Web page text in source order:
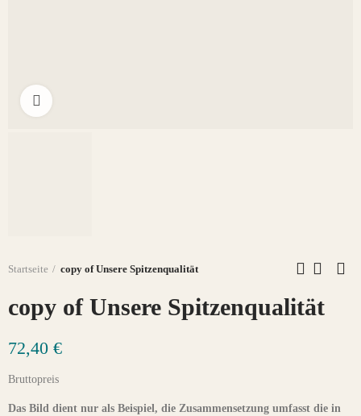
Startseite copy of Unsere Spitzenqualität
copy of Unsere Spitzenqualität
72,40 €
Bruttopreis
Das Bild dient nur als Beispiel, die Zusammensetzung umfasst die in